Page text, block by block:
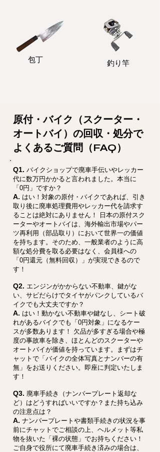
包丁 釣り竿
原付・バイク（スクーター・
オートバイ）の回収・処分で
よくあるご質問（FAQ）
Q1. バイクショップで廃車手伝いやレッカー
代に数万円かかると言われました。本当に
「0円」ですか？
A. はい！対象の原付・バイクであれば、引き
取り後に廃車処理費用やレッカー代を請求す
ることは絶対にありません！ 日本の原付スク
ーターやオートバイは、海外輸出市場やパー
ツ再利用（部品取り）において世界一の価値
を持ちます。そのため、一般業者のように高
額な処分費を取る必要はなく、会員様への
「0円還元（無料回収）」が実現できるので
す！
Q2. エンジンがかからない不動車、鍵がな
い、サビだらけでタイヤがパンクしているバ
イクでも大丈夫ですか？
A. はい！動かない不動車や鍵なし、シート破
れがあるバイクでも「0円対象」になるケー
スが多数あります！ 欠品が多すぎる場合や極
度の事故車を除き、ほとんどのスクーターや
オートバイが価値を持っています。まずはチ
ャットで「バイクの全体写真とナンバーの有
無」をお送りください。即座に判定いたしま
す！
Q3. 廃車手続き（ナンバープレート返却な
ど）はどうすればいいですか？また持ち込み
の注意点は？
A. ナンバープレートや書類手続きの状況を事
前にチャットでご相談の上、ヘルメット等私
物を抜いた「裸の状態」でお持ちください！
ご自身で役所にて廃車手続き済みの場合は、